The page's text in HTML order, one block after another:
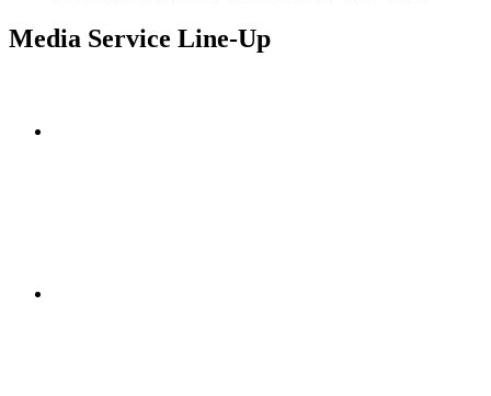
Media Service Line-Up